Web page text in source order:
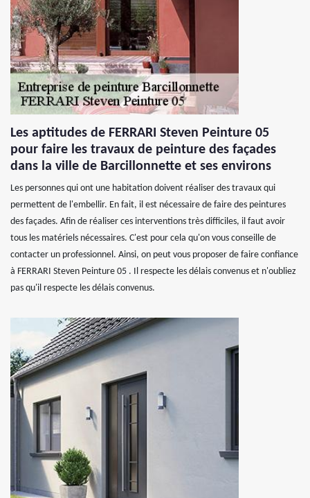
Les aptitudes de FERRARI Steven Peinture 05
pour faire les travaux de peinture des façades
dans la ville de Barcillonnette et ses environs
Les personnes qui ont une habitation doivent réaliser des travaux qui
permettent de l'embellir. En fait, il est nécessaire de faire des peintures
des façades. Afin de réaliser ces interventions très difficiles, il faut avoir
tous les matériels nécessaires. C'est pour cela qu'on vous conseille de
contacter un professionnel. Ainsi, on peut vous proposer de faire confiance
à FERRARI Steven Peinture 05 . Il respecte les délais convenus et n'oubliez
pas qu'il respecte les délais convenus.